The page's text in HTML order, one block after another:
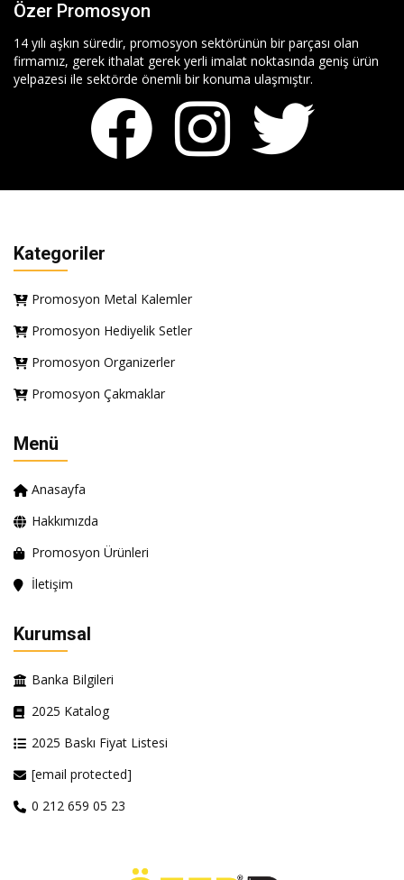
Özer Promosyon
14 yılı aşkın süredir, promosyon sektörünün bir parçası olan
firmamız, gerek ithalat gerek yerli imalat noktasında geniş ürün
yelpazesi ile sektörde önemli bir konuma ulaşmıştır.
Kategoriler
Promosyon Metal Kalemler
Promosyon Hediyelik Setler
Promosyon Organizerler
Promosyon Çakmaklar
Menü
Anasayfa
Hakkımızda
Promosyon Ürünleri
İletişim
Kurumsal
Banka Bilgileri
2025 Katalog
2025 Baskı Fiyat Listesi
[email protected]
0 212 659 05 23